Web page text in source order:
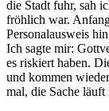
die Stadt fuhr, sah
fröhlich war.
Personalausweis
Ich sagte mir:
es riskiert haben.
und kommen
mal, die Sache